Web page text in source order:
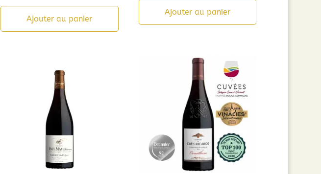
Ajouter au panier
Ajouter au panier